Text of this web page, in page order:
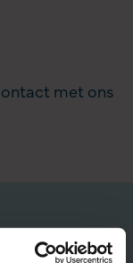
met ons